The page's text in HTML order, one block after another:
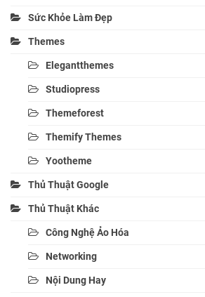
Sức Khỏe Làm Đẹp
Themes
Elegantthemes
Studiopress
Themeforest
Themify Themes
Yootheme
Thủ Thuật Google
Thủ Thuật Khác
Công Nghệ Ảo Hóa
Networking
Nội Dung Hay